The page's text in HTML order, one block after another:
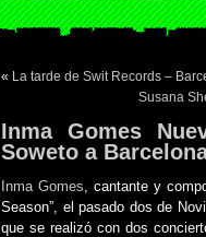
« La tarde de Swit Records –
Susana
Inma Gomes
Soweto a
Inma Gomes, cantante y
Season”, el pasado dos de
que se realizó con dos